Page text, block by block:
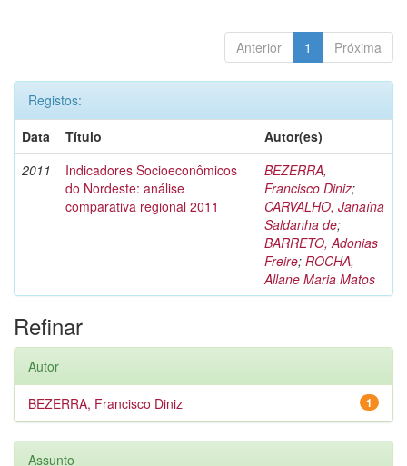
Anterior 1 Próxima
Registos:
Data
Título
Autor(es)
2011
Indicadores Socioeconômicos
do Nordeste: análise
comparativa regional 2011
BEZERRA,
Francisco Diniz;
CARVALHO, Janaína
Saldanha de;
BARRETO, Adonias
Freire; ROCHA,
Allane Maria Matos
Refinar
Autor
1
BEZERRA, Francisco Diniz
Assunto